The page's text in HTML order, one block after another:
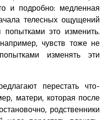
и подробно: медленная
телесных ощущений
это изменить.
чувств тоже не
изменять эти
перестать что-
матери, которая после
родственники